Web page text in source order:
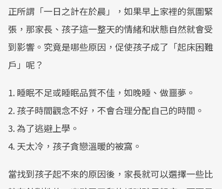
正所謂「一日之計在於晨」，如果早上家裡的氛圍緊
張，那家長、孩子這一整天的情緒和狀態自然就會受
到影響。究竟是哪些原因，促使孩子成了「起床困難
戶」呢？
1. 睡眠不足或睡眠品質不佳，如晚睡、做噩夢。
2. 孩子時間觀念不好，不會合理分配自己的時間。
3. 為了逃避上學。
4. 天太冷，孩子貪戀溫暖的被窩。
當找到孩子起不來的原因後，家長就可以選擇一些比